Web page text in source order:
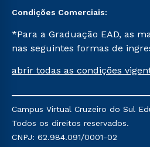
Condições Comerciais:
*Para a Graduação EAD, as
nas seguintes formas de
Já para as demais, a taxa de
mencionadas são referentes
Religioso, Geografia para a
do Ensino de História:
abrir todas as condições
Campus Virtual Cruzeiro do Sul
Todos os direitos reservados.
CNPJ: 62.984.091/0001-02